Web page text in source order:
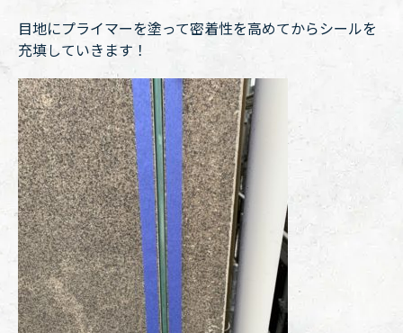
目地にプライマーを塗って密着性を高めてからシールを
充填していきます！